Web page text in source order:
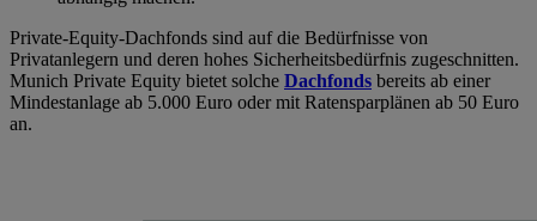
Private-Equity-Dachfonds sind auf die Bedürfnisse von
Privatanlegern und deren hohes Sicherheitsbedürfnis zugeschnitten.
Munich Private Equity bietet solche Dachfonds bereits ab einer
Mindestanlage ab 5.000 Euro oder mit Ratensparplänen ab 50 Euro
an.